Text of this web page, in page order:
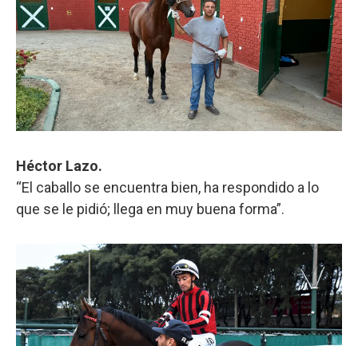
Héctor Lazo.
“El caballo se encuentra bien, ha respondido a lo
que se le pidió; llega en muy buena forma”.